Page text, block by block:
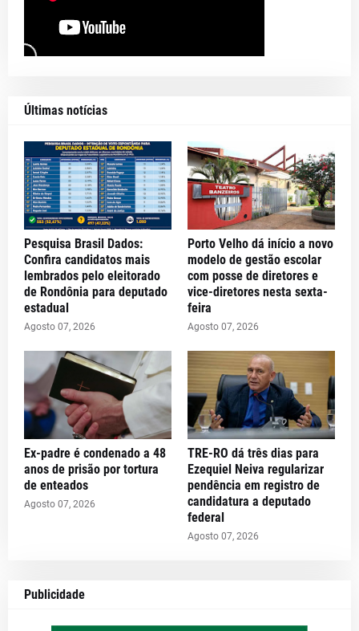
Últimas notícias
Pesquisa Brasil Dados:
Confira candidatos mais
lembrados pelo eleitorado
de Rondônia para deputado
estadual
Agosto 07, 2026
Porto Velho dá início a novo
modelo de gestão escolar
com posse de diretores e
vice-diretores nesta sexta-
feira
Agosto 07, 2026
Ex-padre é condenado a 48
anos de prisão por tortura
de enteados
Agosto 07, 2026
TRE-RO dá três dias para
Ezequiel Neiva regularizar
pendência em registro de
candidatura a deputado
federal
Agosto 07, 2026
Publicidade